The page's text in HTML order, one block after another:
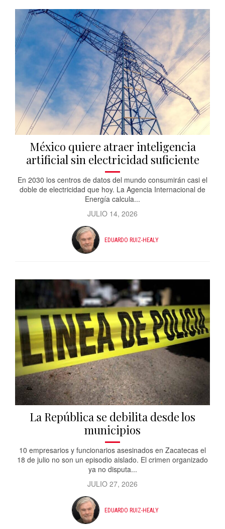
México quiere atraer inteligencia
artificial sin electricidad suficiente
En 2030 los centros de datos del mundo consumirán casi el
doble de electricidad que hoy. La Agencia Internacional de
Energía calcula...
JULIO 14, 2026
EDUARDO RUIZ-HEALY
La República se debilita desde los
municipios
10 empresarios y funcionarios asesinados en Zacatecas el
18 de julio no son un episodio aislado. El crimen organizado
ya no disputa...
JULIO 27, 2026
EDUARDO RUIZ-HEALY